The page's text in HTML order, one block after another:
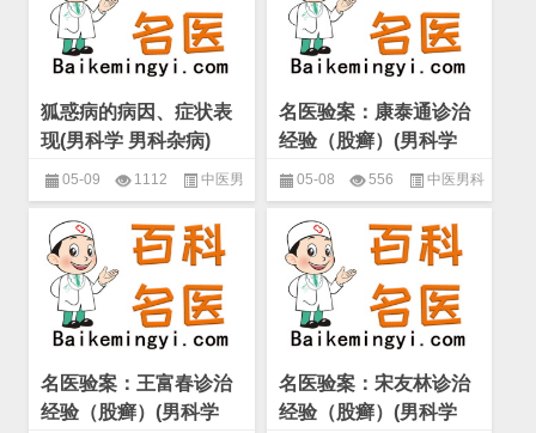
狐惑病的病因、症状表
现(男科学 男科杂病)
05-09 1112 中医男
科名家验案精选,男科学 男科杂
病
名医验案：康泰通诊治
经验（股癣）(男科学
男科杂病)
05-08 556 中医男科
名家验案精选 ,男科学 男科杂病
名医验案：王富春诊治
经验（股癣）(男科学
名医验案：宋友林诊治
经验（股癣）(男科学